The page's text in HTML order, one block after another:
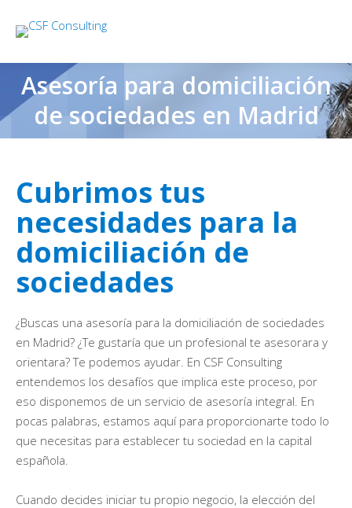
Asesoría para domiciliación
de sociedades en Madrid
Cubrimos tus
necesidades para la
domiciliación de
sociedades
¿Buscas una asesoría para la domiciliación de sociedades
en Madrid? ¿Te gustaría que un profesional te asesorara y
orientara? Te podemos ayudar. En CSF Consulting
entendemos los desafíos que implica este proceso, por
eso disponemos de un servicio de asesoría integral. En
pocas palabras, estamos aquí para proporcionarte todo lo
que necesitas para establecer tu sociedad en la capital
española.
Cuando decides iniciar tu propio negocio, la elección del